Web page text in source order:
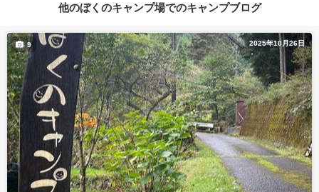
他のぼくのキャンプ場でのキャンプブログ
2025年10月26日
9